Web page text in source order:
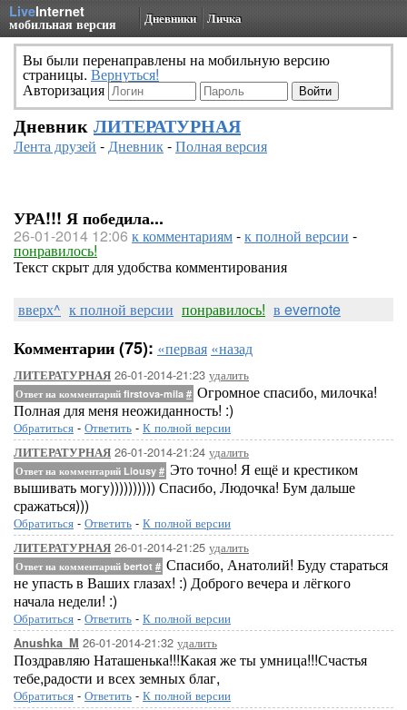
LiveInternet
мобильная версия Дневники Личка
Вы были перенаправлены на мобильную версию
страницы. Вернуться!
Авторизация
Дневник ЛИТЕРАТУРНАЯ
Лента друзей -Дневник-Полная версия
УРА!!! Я победила...
26-01-2014 12:06 к комментариям-к полной версии -
понравилось!
Текст скрыт для удобства комментирования
вверх^ к полной версии понравилось! в evernote
Комментарии (75): «первая «назад
ЛИТЕРАТУРНАЯ 26-01-2014-21:23 удалить
Ответ на комментарий firstova-mila # Огромное спасибо, милочка!
Полная для меня неожиданность! :)
Обратиться - Ответить - К полной версии
ЛИТЕРАТУРНАЯ 26-01-2014-21:24 удалить
Ответ на комментарий Liousy # Это точно! Я ещё и крестиком
вышивать могу)))))))))) Спасибо, Людочка! Бум дальше
сражаться)))
Обратиться - Ответить - К полной версии
ЛИТЕРАТУРНАЯ 26-01-2014-21:25 удалить
Ответ на комментарий bertot # Спасибо, Анатолий! Буду стараться
не упасть в Ваших глазах! :) Доброго вечера и лёгкого
начала недели! :)
Обратиться - Ответить - К полной версии
Anushka_M 26-01-2014-21:32 удалить
Поздравляю Наташенька!!!Какая же ты умница!!!Счастья
тебе,радости и всех земных благ,
Обратиться - Ответить - К полной версии